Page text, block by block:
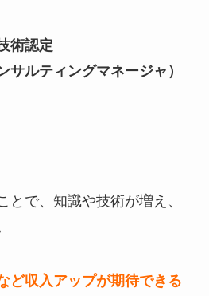
術認定
サルティングマネージャ）
とで、知識や技術が増え、
ど収入アップが期待できる